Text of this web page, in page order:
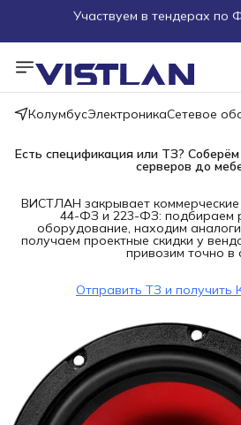
Пуско-наладочные
Пришлите запрос на e-
Более 100 000 позиций в
КолумбусЭлектроникаСетевое
Есть спецификация или ТЗ?
серверов до
ВИСТЛАН закрывает коммерческие
44-ФЗ и 223-ФЗ: подбираем
оборудование, находим
получаем проектные скидки у
привозим точно в
Отправить ТЗ и получить